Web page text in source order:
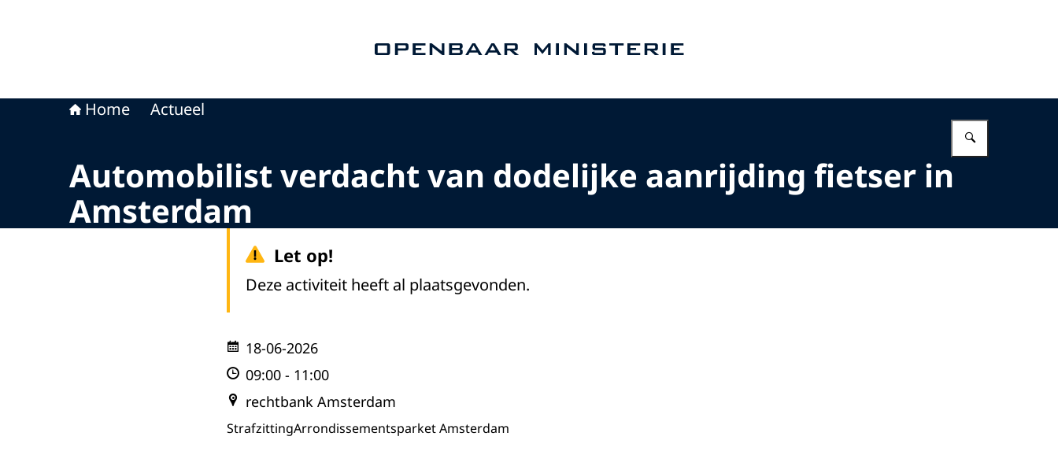
Home Actueel
Automobilist verdacht van dodelijke aanrijding fietser in
Amsterdam
Let op!
Deze activiteit heeft al plaatsgevonden.
18-06-2026
09:00 - 11:00
rechtbank Amsterdam
StrafzittingArrondissementsparket Amsterdam